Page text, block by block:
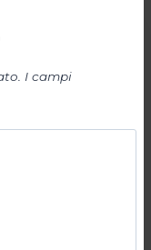
I campi